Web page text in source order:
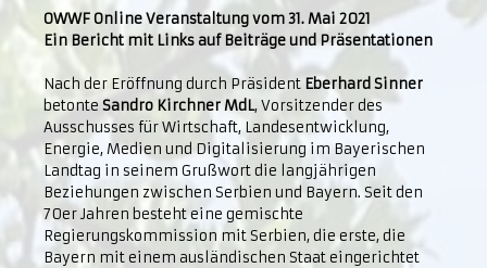
OWWF Online Veranstaltung vom 31. Mai 2021
Ein Bericht mit Links auf Beiträge und Präsentationen
Nach der Eröffnung durch Präsident Eberhard Sinner
betonte Sandro Kirchner MdL, Vorsitzender des
Ausschusses für Wirtschaft, Landesentwicklung,
Energie, Medien und Digitalisierung im Bayerischen
Landtag in seinem Grußwort die langjährigen
Beziehungen zwischen Serbien und Bayern. Seit den
70er Jahren besteht eine gemischte
Regierungskommission mit Serbien, die erste, die
Bayern mit einem ausländischen Staat eingerichtet